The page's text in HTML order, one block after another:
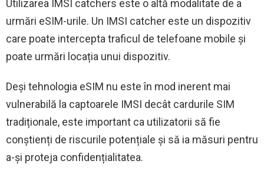
Utilizarea IMSI catchers este o altă modalitate de a
urmări eSIM-urile. Un IMSI catcher este un dispozitiv
care poate intercepta traficul de telefoane mobile și
poate urmări locația unui dispozitiv.
Deși tehnologia eSIM nu este în mod inerent mai
vulnerabilă la captoarele IMSI decât cardurile SIM
tradiționale, este important ca utilizatorii să fie
conștienți de riscurile potențiale și să ia măsuri pentru
a-și proteja confidențialitatea.